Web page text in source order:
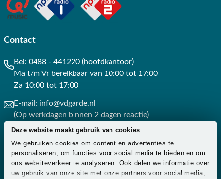
Deze website maakt gebruik van cookies
We gebruiken cookies om content en advertenties te
personaliseren, om functies voor social media te bieden en om
ons websiteverkeer te analyseren. Ook delen we informatie over
uw gebruik van onze site met onze partners voor social media,
Contact
Bel: 0488 - 441220 (hoofdkantoor)
Ma t/m Vr bereikbaar van 10:00 tot 17:00
Za 10:00 tot 17:00
E-mail: info@vdgarde.nl
(Op werkdagen binnen 2 dagen reactie)
Whatsapp: 0488441220
(Op werkdagen binnen 3 uur reactie)